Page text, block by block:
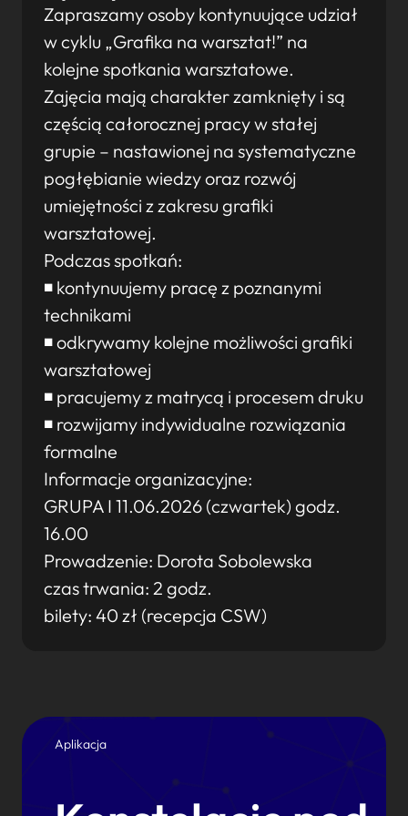
Zapraszamy osoby kontynuujące udział
w cyklu „Grafika na warsztat!” na
kolejne spotkania warsztatowe.
Zajęcia mają charakter zamknięty i są
częścią całorocznej pracy w stałej
grupie – nastawionej na systematyczne
pogłębianie wiedzy oraz rozwój
umiejętności z zakresu grafiki
warsztatowej.
Podczas spotkań:
◾ kontynuujemy pracę z poznanymi
technikami
◾ odkrywamy kolejne możliwości grafiki
warsztatowej
◾ pracujemy z matrycą i procesem druku
◾ rozwijamy indywidualne rozwiązania
formalne
Informacje organizacyjne:
GRUPA I 11.06.2026 (czwartek) godz.
16.00
Prowadzenie: Dorota Sobolewska
czas trwania: 2 godz.
bilety: 40 zł (recepcja CSW)
Aplikacja